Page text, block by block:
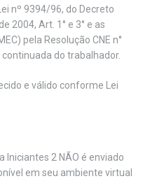
nº 9394/96, do Decreto
2004, Art. 1° e 3° e as
pela Resolução CNE n°
do trabalhador.
e válido conforme Lei
Iniciantes 2 NÃO é enviado
em seu ambiente virtual